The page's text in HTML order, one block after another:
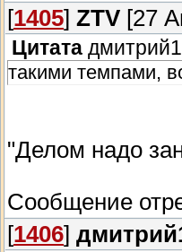
[1405] ZTV [27
Цитата
такими темпами,
"Делом надо
Сообщение
[1406]